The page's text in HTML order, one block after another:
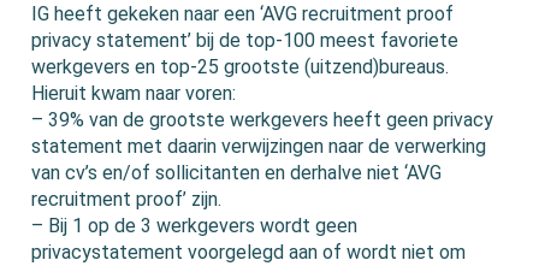
IG heeft gekeken naar een ‘AVG recruitment proof
privacy statement’ bij de top-100 meest favoriete
werkgevers en top-25 grootste (uitzend)bureaus.
Hieruit kwam naar voren:
– 39% van de grootste werkgevers heeft geen privacy
statement met daarin verwijzingen naar de verwerking
van cv’s en/of sollicitanten en derhalve niet ‘AVG
recruitment proof’ zijn.
– Bij 1 op de 3 werkgevers wordt geen
privacystatement voorgelegd aan of wordt niet om